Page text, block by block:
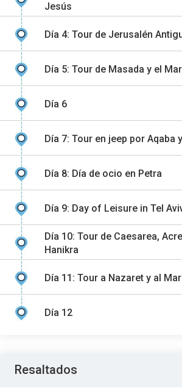
Jesús
Día 4: Tour de Jerusalén
Día 5: Tour de Masada y el
Día 6
Día 7: Tour en jeep por Aqaba
Día 8: Día de ocio en Petra
Día 9: Day of Leisure in Tel
Día 10: Tour de Caesarea,
Hanikra
Día 11: Tour a Nazaret y al
Día 12
Resaltados